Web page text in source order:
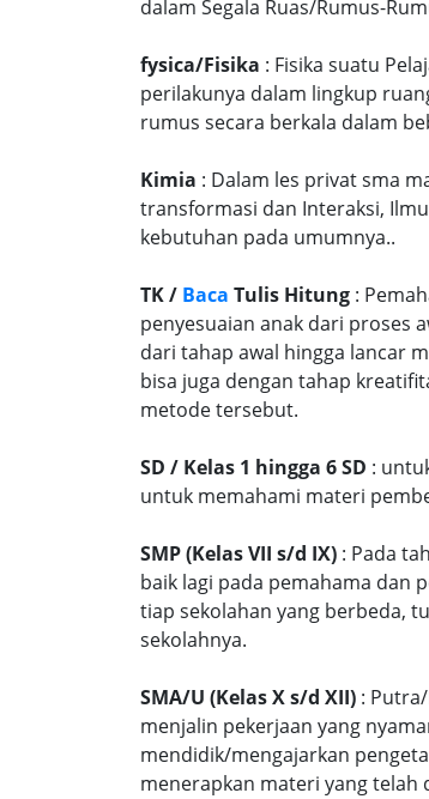
dalam Segala Ruas/Rumus-
fysica/Fisika : Fisika suatu
perilakunya dalam lingkup
rumus secara berkala dalam
Kimia : Dalam les privat sma
transformasi dan Interaksi,
kebutuhan pada umumnya..
TK / Baca Tulis Hitung :
penyesuaian anak dari proses
dari tahap awal hingga lancar
bisa juga dengan tahap
metode tersebut.
SD / Kelas 1 hingga 6 SD :
untuk memahami materi
SMP (Kelas VII s/d IX) : Pada
baik lagi pada pemahama dan
tiap sekolahan yang berbeda,
sekolahnya.
SMA/U (Kelas X s/d XII) :
menjalin pekerjaan yang
mendidik/mengajarkan
menerapkan materi yang telah